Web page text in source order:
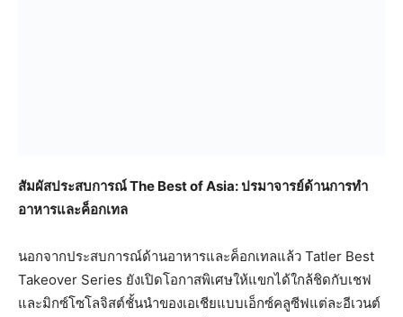
สัมผัสประสบการณ์ The Best of Asia: ปรมาจารย์ด้านการทำ
อาหารและค็อกเทล
นอกจากประสบการณ์ด้านอาหารและค็อกเทลแล้ว Tatler Best
Takeover Series ยังเปิดโอกาสพิเศษให้แขกได้ใกล้ชิดกับเชฟ
และมิกซ์โซโลจิสต์ชั้นนำของเอเชียแบบเอ็กซ์คลูซีฟแต่ละอีเวนต์